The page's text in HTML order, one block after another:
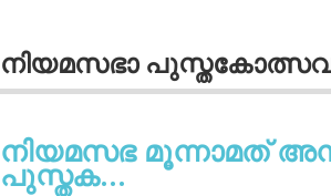
നിയമസഭാ
നിയമസഭ മൂന്നാമത്
പുസ്തക...